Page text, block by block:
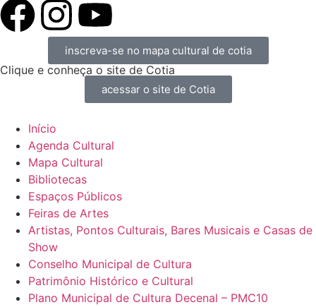
inscreva-se no mapa cultural de cotia
Clique e conheça o site de Cotia
acessar o site de Cotia
Início
Agenda Cultural
Mapa Cultural
Bibliotecas
Espaços Públicos
Feiras de Artes
Artistas, Pontos Culturais, Bares Musicais e Casas de
Show
Conselho Municipal de Cultura
Patrimônio Histórico e Cultural
Plano Municipal de Cultura Decenal – PMC10